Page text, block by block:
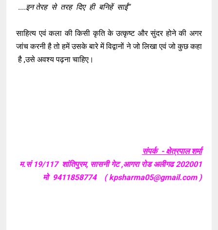
....इन तेरह से तरह दिए ही बनिहें साईं"
साहित्य एवं कला की किसी कृति के उत्कृष्ट और सुंदर होने की अगर
जांच करनी है तो हमें उसके बारे में विद्वानों ने जो लिखा एवं जो कुछ कहा
है ,उसे अवश्य पढ़ना चाहिए।
संपर्क - क्षेत्रपाल शर्मा
म.सं 19/117 शांतिपुरम, सासनी गेट ,आगरा रोड अलीगढ 202001
मो 9411858774 ( kpsharma05@gmail.com )